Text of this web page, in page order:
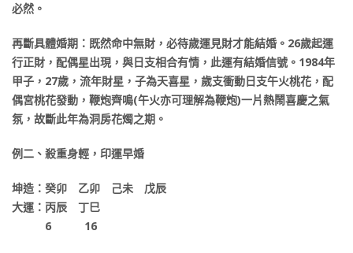
必然。
再斷具體婚期：既然命中無財，必待歲運見財才能結婚。26歲起運
行正財，配偶星出現，與日支相合有情，此運有結婚信號。1984年
甲子，27歲，流年財星，子為天喜星，歲支衝動日支午火桃花，配
偶宮桃花發動，鞭炮齊鳴(午火亦可理解為鞭炮)一片熱鬧喜慶之氣
氛，故斷此年為洞房花燭之期。
例二、殺重身輕，印運早婚
坤造：癸卯 乙卯 己未 戊辰
大運：丙辰 丁巳
6 16